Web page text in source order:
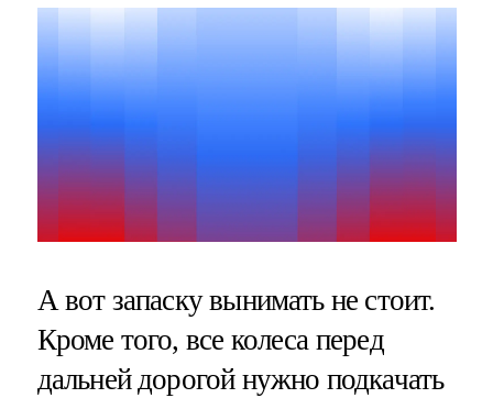
А вот запаску вынимать не стоит.
Кроме того, все колеса перед
дальней дорогой нужно подкачать